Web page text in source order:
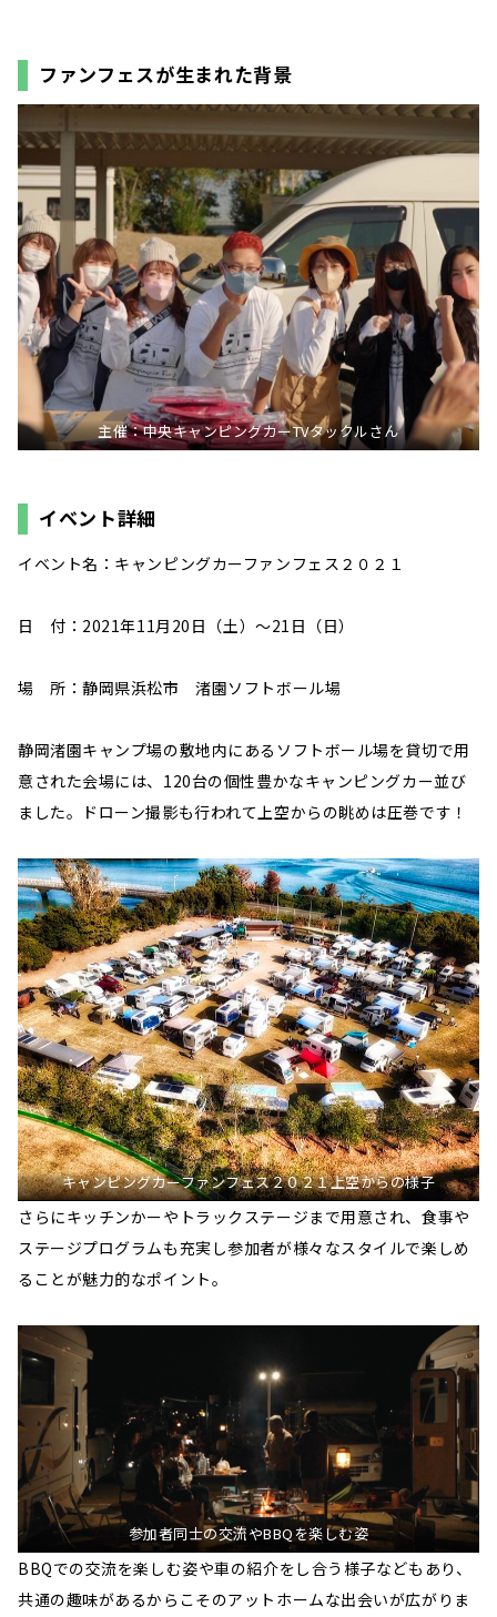
ファンフェスが生まれた背景
主催：中央キャンピングカーTVタックルさん
イベント詳細
イベント名：キャンピングカーファンフェス２０２１
日 付：2021年11月20日（土）〜21日（日）
場 所：静岡県浜松市 渚園ソフトボール場
静岡渚園キャンプ場の敷地内にあるソフトボール場を貸切で用
意された会場には、120台の個性豊かなキャンピングカー並び
ました。ドローン撮影も行われて上空からの眺めは圧巻です！
キャンピングカーファンフェス２０２１上空からの様子
さらにキッチンかーやトラックステージまで用意され、食事や
ステージプログラムも充実し参加者が様々なスタイルで楽しめ
ることが魅力的なポイント。
参加者同士の交流やBBQを楽しむ姿
BBQでの交流を楽しむ姿や車の紹介をし合う様子などもあり、
共通の趣味があるからこそのアットホームな出会いが広がりま